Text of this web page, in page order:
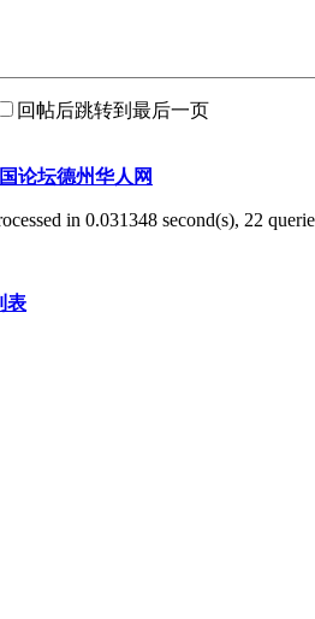
回帖后跳转到最后一页
论坛德州华人网
in 0.031348 second(s), 22
表